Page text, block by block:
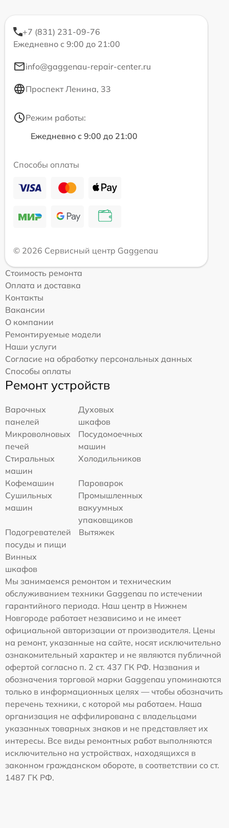
+7 (831) 231-09-76
Ежедневно с 9:00 до 21:00
info@gaggenau-repair-center.ru
Проспект Ленина, 33
Режим работы:
Ежедневно с 9:00 до 21:00
Способы оплаты
© 2026 Сервисный центр Gaggenau
Стоимость ремонта
Оплата и доставка
Контакты
Вакансии
О компании
Ремонтируемые модели
Наши услуги
Согласие на обработку персональных данных
Способы оплаты
Ремонт устройств
Варочных
панелей
Духовых
шкафов
Микроволновых
печей
Посудомоечных
машин
Стиральных
машин
Холодильников
Кофемашин
Пароварок
Сушильных
машин
Промышленных
вакуумных
упаковщиков
Подогревателей
посуды и пищи
Вытяжек
Винных
шкафов
Мы занимаемся ремонтом и техническим
обслуживанием техники Gaggenau по истечении
гарантийного периода. Наш центр в Нижнем
Новгороде работает независимо и не имеет
официальной авторизации от производителя. Цены
на ремонт, указанные на сайте, носят исключительно
ознакомительный характер и не являются публичной
офертой согласно п. 2 ст. 437 ГК РФ. Названия и
обозначения торговой марки Gaggenau упоминаются
только в информационных целях — чтобы обозначить
перечень техники, с которой мы работаем. Наша
организация не аффилирована с владельцами
указанных товарных знаков и не представляет их
интересы. Все виды ремонтных работ выполняются
исключительно на устройствах, находящихся в
законном гражданском обороте, в соответствии со ст.
1487 ГК РФ.